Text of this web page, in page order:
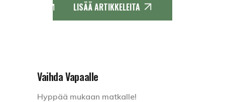
LISÄÄ ARTIKKELEITA
Vaihda Vapaalle
Hyppää mukaan matkalle!